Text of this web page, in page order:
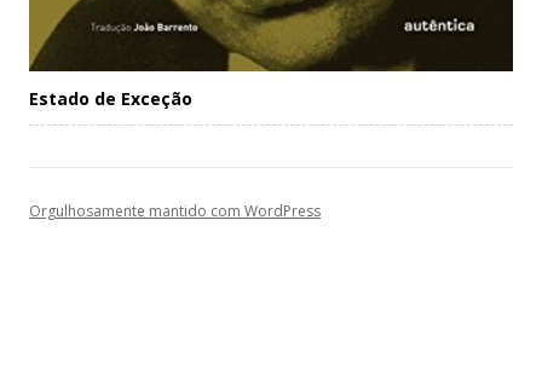
Estado de Exceção
Orgulhosamente mantido com WordPress